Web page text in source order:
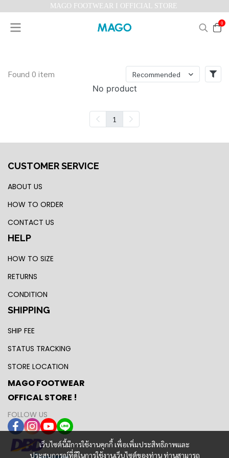
MAGO FOOTWEAR I OFFICIAL STORE
0
Found 0 item Recommended
No product
1
เว็บไซต์นี้มีการใช้งานคุกกี้ เพื่อเพิ่มประสิทธิภาพและ
ประสบการณ์ที่ดีในการใช้งานเว็บไซต์ของท่าน ท่านสามารถ
CUSTOMER SERVICE
ABOUT US
HOW TO ORDER
CONTACT US
HELP
HOW TO SIZE
RETURNS
CONDITION
SHIPPING
SHIP FEE
STATUS TRACKING
STORE LOCATION
MAGO FOOTWEAR
OFFICAL STORE !
FOLLOW US